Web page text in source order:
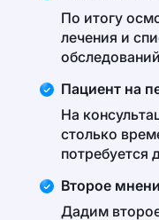
По итогу
лечения и
обследований
Пациент на
На
столько
потребуется
Второе
Дадим